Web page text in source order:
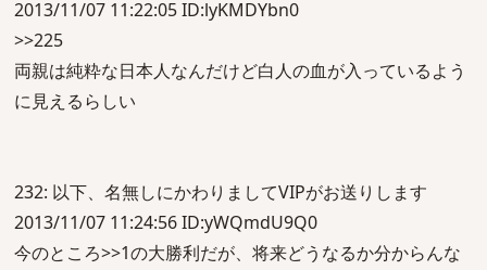
2013/11/07 11:22:05 ID:lyKMDYbn0
>>225
両親は純粋な日本人なんだけど白人の血が入っているよう
に見えるらしい
232: 以下、名無しにかわりましてVIPがお送りします
2013/11/07 11:24:56 ID:yWQmdU9Q0
今のところ>>1の大勝利だが、将来どうなるか分からんな